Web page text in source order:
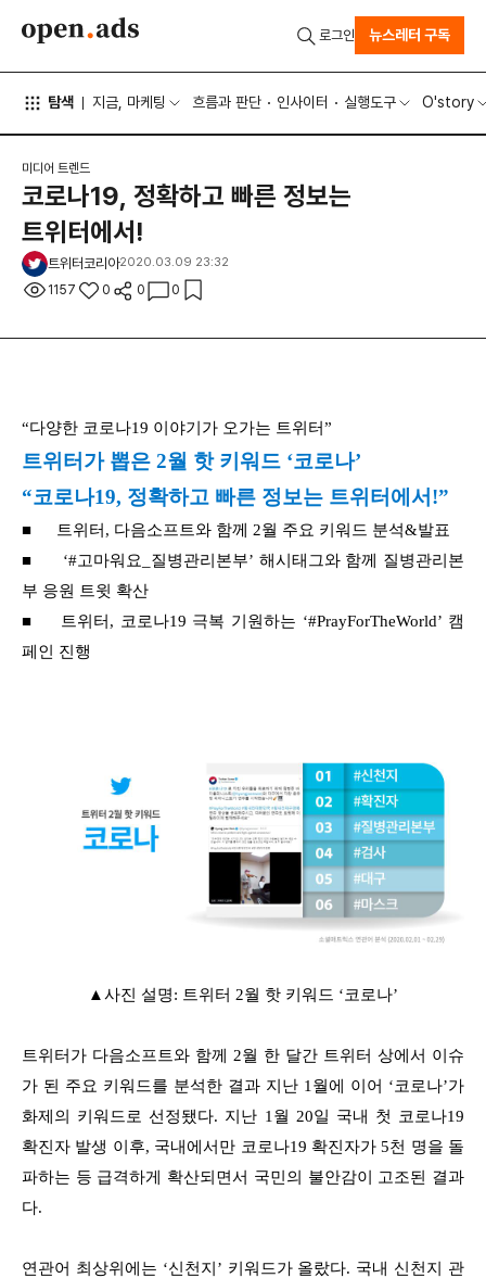
탐색 지금, 마케팅 흐름과 판단 인사이터 실행도구 O'story
로그인 뉴스레터 구독
미디어 트렌드
코로나19, 정확하고 빠른 정보는
트위터에서!
트위터코리아2020.03.09 23:32
1157 0 0 0
“다양한 코로나19 이야기가 오가는 트위터”
트위터가 뽑은 2월 핫 키워드 ‘코로나’
“코로나19, 정확하고 빠른 정보는 트위터에서!”
■
트위터, 다음소프트와 함께 2월 주요 키워드 분석&발표
■
‘#고마워요_질병관리본부’ 해시태그와 함께 질병관리본
부 응원 트윗 확산
■
트위터, 코로나19 극복 기원하는 ‘#PrayForTheWorld’ 캠
페인 진행
▲사진 설명: 트위터 2월 핫 키워드 ‘코로나’
트위터가 다음소프트와 함께 2월 한 달간 트위터 상에서 이슈
가 된 주요 키워드를 분석한 결과 지난 1월에 이어 ‘코로나’가
화제의 키워드로 선정됐다. 지난 1월 20일 국내 첫 코로나19
확진자 발생 이후, 국내에서만 코로나19 확진자가 5천 명을 돌
파하는 등 급격하게 확산되면서 국민의 불안감이 고조된 결과
다.
연관어 최상위에는 ‘신천지’ 키워드가 올랐다. 국내 신천지 관